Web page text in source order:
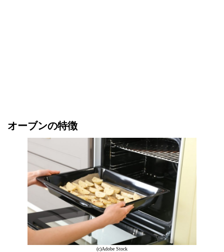
オーブンの特徴
(c)Adobe Stock